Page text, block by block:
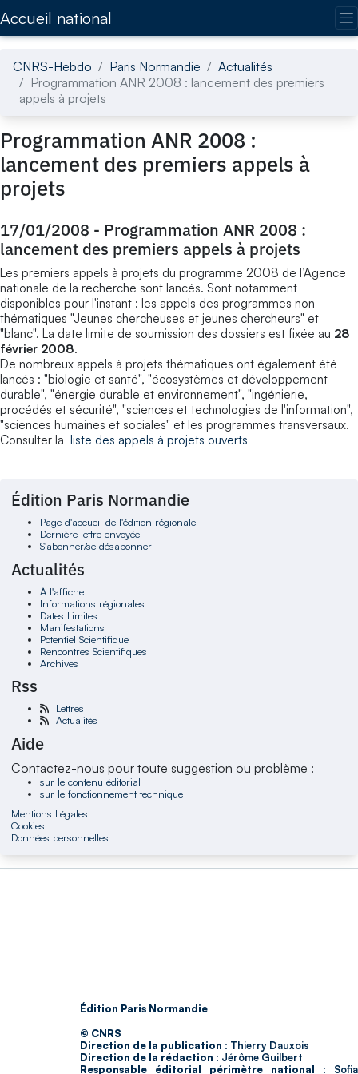
Accueil national
CNRS-Hebdo Paris Normandie
Actualités
Programmation ANR 2008 : lancement des premiers
appels à projets
Programmation ANR 2008 :
lancement des premiers appels à
projets
17/01/2008 - Programmation ANR 2008 :
lancement des premiers appels à projets
Les premiers appels à projets du programme 2008 de l’Agence
nationale de la recherche sont lancés. Sont notamment
disponibles pour l'instant : les appels des programmes non
thématiques "Jeunes chercheuses et jeunes chercheurs" et
"blanc". La date limite de soumission des dossiers est fixée au 28
février 2008.
De nombreux appels à projets thématiques ont également été
lancés : "biologie et santé", "écosystèmes et développement
durable", "énergie durable et environnement", "ingénierie,
procédés et sécurité", "sciences et technologies de l'information",
"sciences humaines et sociales" et les programmes transversaux.
Consulter la liste des appels à projets ouverts
Édition Paris Normandie
Page d'accueil de l'édition régionale
Dernière lettre envoyée
S'abonner/se désabonner
Actualités
À l'affiche
Informations régionales
Dates Limites
Manifestations
Potentiel Scientifique
Rencontres Scientifiques
Archives
Rss
Lettres
Actualités
Aide
Contactez-nous pour toute suggestion ou problème :
sur le contenu éditorial
sur le fonctionnement technique
Mentions Légales
Cookies
Données personnelles
Édition Paris Normandie
© CNRS
Direction de la publication : Thierry Dauxois
Direction de la rédaction : Jérôme Guilbert
Responsable éditorial périmètre national : Sofia